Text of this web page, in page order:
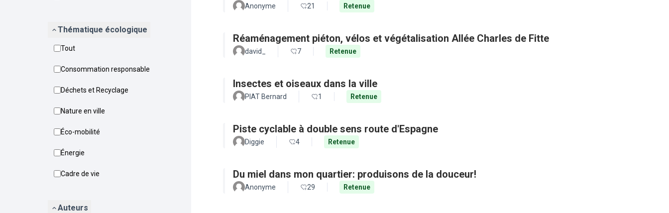
Thématique écologique
Tout
Consommation responsable
Déchets et Recyclage
Nature en ville
Éco-mobilité
Énergie
Cadre de vie
Auteurs
Anonyme 21 Retenue
Réaménagement piéton, vélos et végétalisation Allée Charles de Fitte
david_ 7 Retenue
Insectes et oiseaux dans la ville
PIAT Bernard 1 Retenue
Piste cyclable à double sens route d'Espagne
Diggie 4 Retenue
Du miel dans mon quartier: produisons de la douceur!
Anonyme 29 Retenue